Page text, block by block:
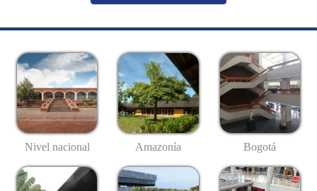
Nivel nacional Amazonía Bogotá